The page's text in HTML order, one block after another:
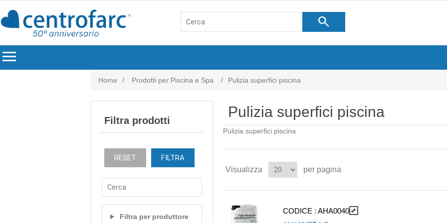
search
menu
Home / Prodotti per Piscina e Spa / Pulizia superfici piscina
Filtra prodotti
RESET FILTRA
Filtra per produttore
Pulizia superfici piscina
Pulizia superfici piscina
Visualizza per pagina
CODICE : AHA0040 compare_arrows